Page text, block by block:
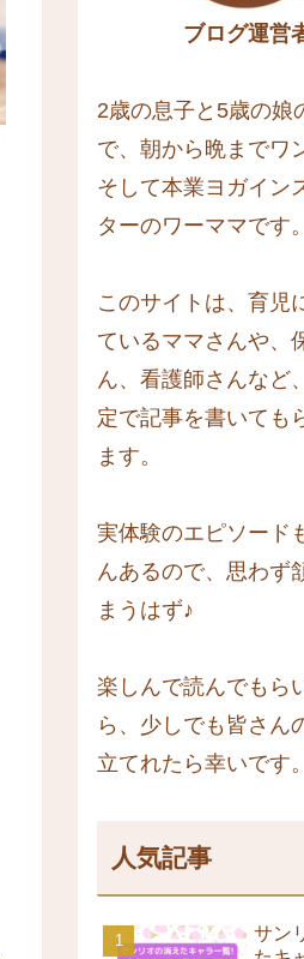
ブログ運営
2歳の息子と5歳の娘
で、朝から晩までワ
そして本業ヨガイン
ターのワーママです。
このサイトは、育児
ているママさんや、
ん、看護師さんなど
定で記事を書いても
ます。
実体験のエピソード
んあるので、思わず
まうはず♪
楽しんで読んでもら
ら、少しでも皆さん
立てれたら幸いです。
人気記事
サン